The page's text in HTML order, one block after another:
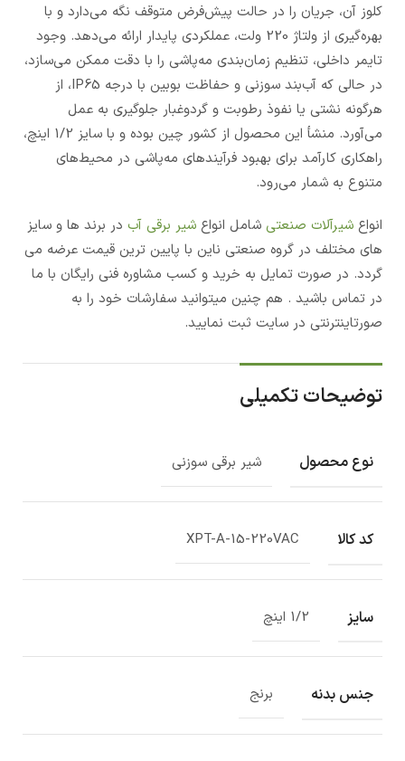
کلوز آن، جریان را در حالت پیش‌فرض متوقف نگه می‌دارد و با
بهره‌گیری از ولتاژ 220 ولت، عملکردی پایدار ارائه می‌دهد. وجود
تایمر داخلی، تنظیم زمان‌بندی مه‌پاشی را با دقت ممکن می‌سازد،
در حالی که آب‌بند سوزنی و حفاظت بوبین با درجه IP65، از
هرگونه نشتی یا نفوذ رطوبت و گردوغبار جلوگیری به عمل
می‌آورد. منشأ این محصول از کشور چین بوده و با سایز 1/2 اینچ،
راهکاری کارآمد برای بهبود فرآیندهای مه‌پاشی در محیط‌های
متنوع به شمار می‌رود.
انواع شیرآلات صنعتی شامل انواع شیر برقی آب در برند ها و سایز
های مختلف در گروه صنعتی ناین با پایین ترین قیمت عرضه می
گردد. در صورت تمایل به خرید و کسب مشاوره فنی رایگان با ما
در تماس باشید . هم چنین میتوانید سفارشات خود را به
صورتاینترنتی در سایت ثبت نمایید.
توضیحات تکمیلی
نوع محصول شیر برقی سوزنی
کد کالا XPT-A-15-220VAC
سایز 1/2 اینچ
جنس بدنه برنج